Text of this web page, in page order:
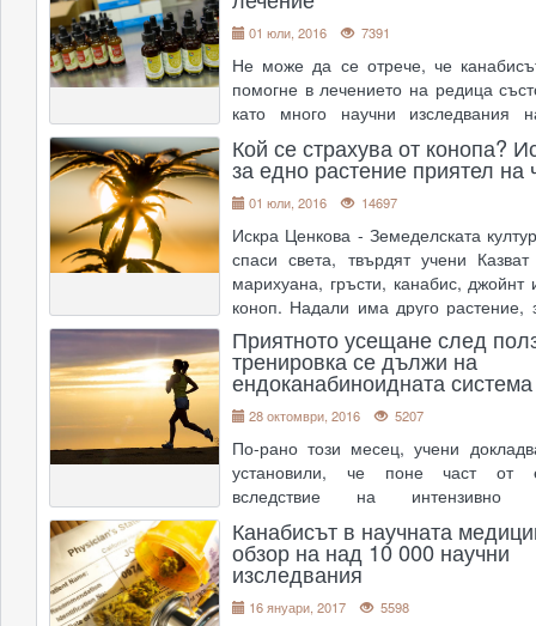
01 юли, 2016 7391
Не може да се отрече, че
помогне в лечението на редица
като много научни изследвания
показват това съвсем ясно. С
стигмата, свързана с марихуана, и
остава история, все повече
изследвания излиза�
Кой се страхува от конопа?
за едно растение приятел на
01 юли, 2016 14697
Искра Ценкова - Земеделската
спаси света, твърдят учени
марихуана, гръсти, канабис, джойнт
коноп. Надали има друго растение,
толкова много митове и легенди,
издигано в култ едновременно.
и�....
Приятното усещане след
тренировка се дължи на
ендоканабиноидната система
28 октомври, 2016 5207
По-рано този месец, учени
установили, че поне част от
вследствие на интензивно
натоварване, означавана като
дължи на ендоканабиноидите -
които се произвеждат в
производни на някои от акт
Канабисът в научната
обзор на над 10 000 научни
изследвания
16 януари, 2017 5598